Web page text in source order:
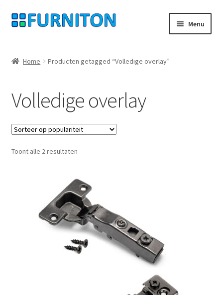
Ga
door
navigatie
Ga
naar
inhoud
Menu
Gegevensbescherming
Herroepingsrecht
Neem contact op met
Home Producten getagged “Volledige overlay”
Volledige overlay
Toont alle 2 resultatenGesorteerd